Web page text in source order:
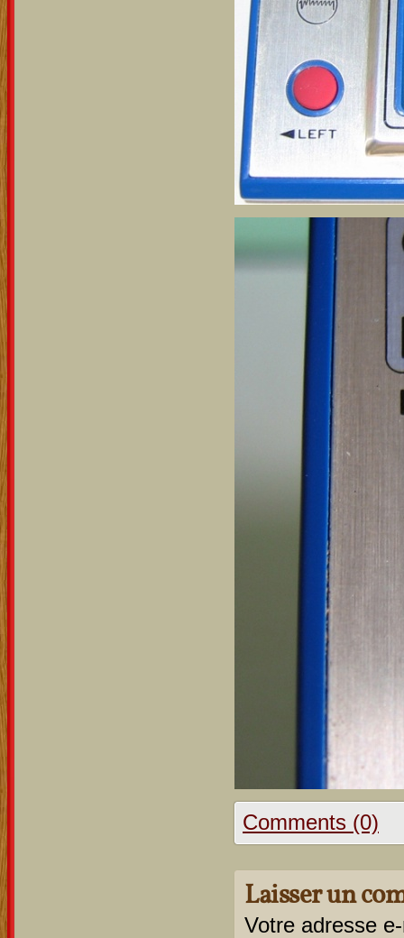
Comments (0)
Laisser un
Votre adresse